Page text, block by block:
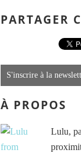
PARTAGER
S'inscrire à la
À PROPOS
Lulu,